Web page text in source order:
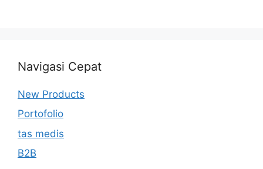
Navigasi Cepat
New Products
Portofolio
tas medis
B2B